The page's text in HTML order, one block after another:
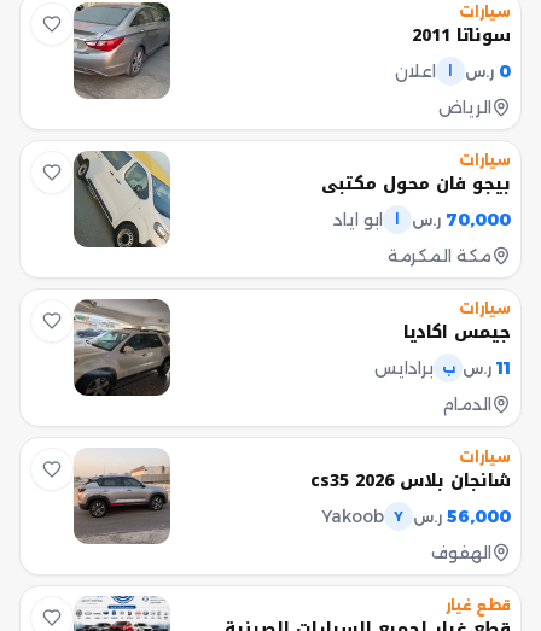
سيارات
سوناتا 2011
0 ر.س
اعلان
الرياض
سيارات
بيجو فان محول مكتبي
70,000 ر.س
ابو اياد
مكة المكرمة
سيارات
جيمس اكاديا
11 ر.س ب
برادايس
الدمام
سيارات
شانجان بلاس cs35 2026
56,000 ر.س Y
Yakoob
الهفوف
قطع غيار